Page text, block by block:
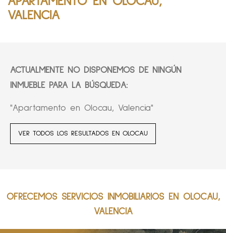
VALENCIA
ACTUALMENTE NO DISPONEMOS DE NINGÚN
INMUEBLE PARA LA BÚSQUEDA:
"Apartamento en Olocau, Valencia"
VER TODOS LOS RESULTADOS EN OLOCAU
OFRECEMOS SERVICIOS INMOBILIARIOS EN OLOCAU,
VALENCIA